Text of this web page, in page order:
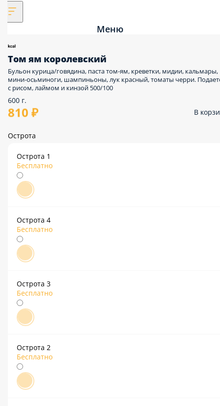
Меню
Том ям королевский
Бульон курица/говядина, паста том-ям, креветки, мидии, кальмары,
мини-осьминоги, шампиньоны, лук красный, томаты черри. Подается
с рисом, лаймом и кинзой 500/100
600 г.
810 ₽ В корзину
Острота
Острота 1
Бесплатно
Острота 4
Бесплатно
Острота 3
Бесплатно
Острота 2
Бесплатно